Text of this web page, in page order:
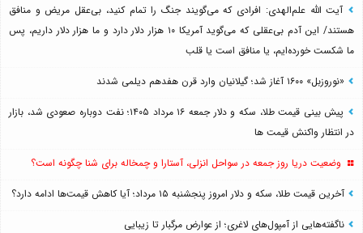
آیت الله علم‌الهدی: افرادی که می‌گویند جنگ را تمام کنید، بی‌عقل مریض و منافق
هستند/ این آدم بی‌عقلی که می‌گوید آمریکا ۱۰ هزار دلار دارد و ما هزار دلار داریم، پس
ما شکست خورده‌ایم، یا منافق است یا قلب
«نوروزبل» ۱۶۰۰ آغاز شد؛ گیلانیان وارد قرن هفدهم دیلمی شدند
پیش بینی قیمت طلا، سکه و دلار جمعه ۱۶ مرداد ۱۴۰۵؛ نفت دوباره صعودی شد، بازار
در انتظار واکنش قیمت ها
وضعیت دریا روز جمعه در سواحل انزلی، آستارا و چمخاله برای شنا چگونه است؟
آخرین قیمت طلا، سکه و دلار امروز پنجشنبه ۱۵ مرداد؛ آیا کاهش قیمت‌ها ادامه دارد؟
ناگفته‌هایی از آمپول‌های لاغری؛ از عوارض مرگبار تا زیبایی